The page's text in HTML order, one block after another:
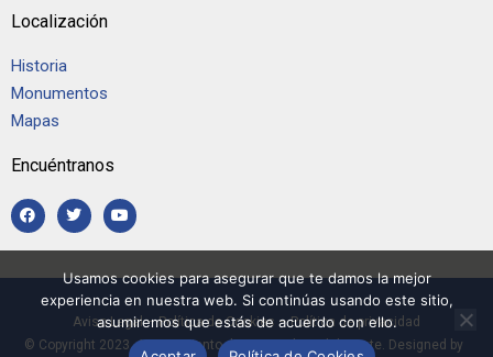
Localización
Historia
Monumentos
Mapas
Encuéntranos
Aviso Legal–Política de Cookies –Política de privacidad
© Copyright 2023, Ayuntamiento de Casarrubios del Monte. Designed by
Usamos cookies para asegurar que te damos la mejor
experiencia en nuestra web. Si continúas usando este sitio,
asumiremos que estás de acuerdo con ello.